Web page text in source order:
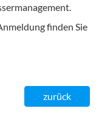
finden Sie
zurück